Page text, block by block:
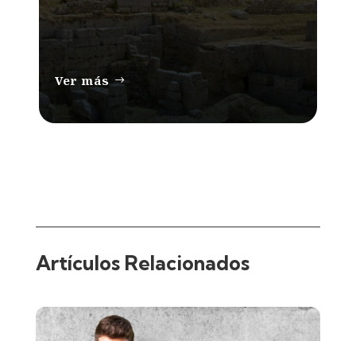
Ver más
Artículos Relacionados